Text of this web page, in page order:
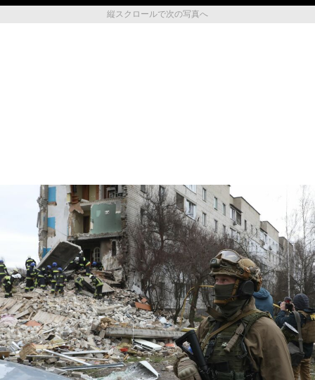
縦スクロールで次の写真へ